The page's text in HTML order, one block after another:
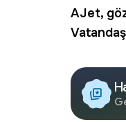
AJet,